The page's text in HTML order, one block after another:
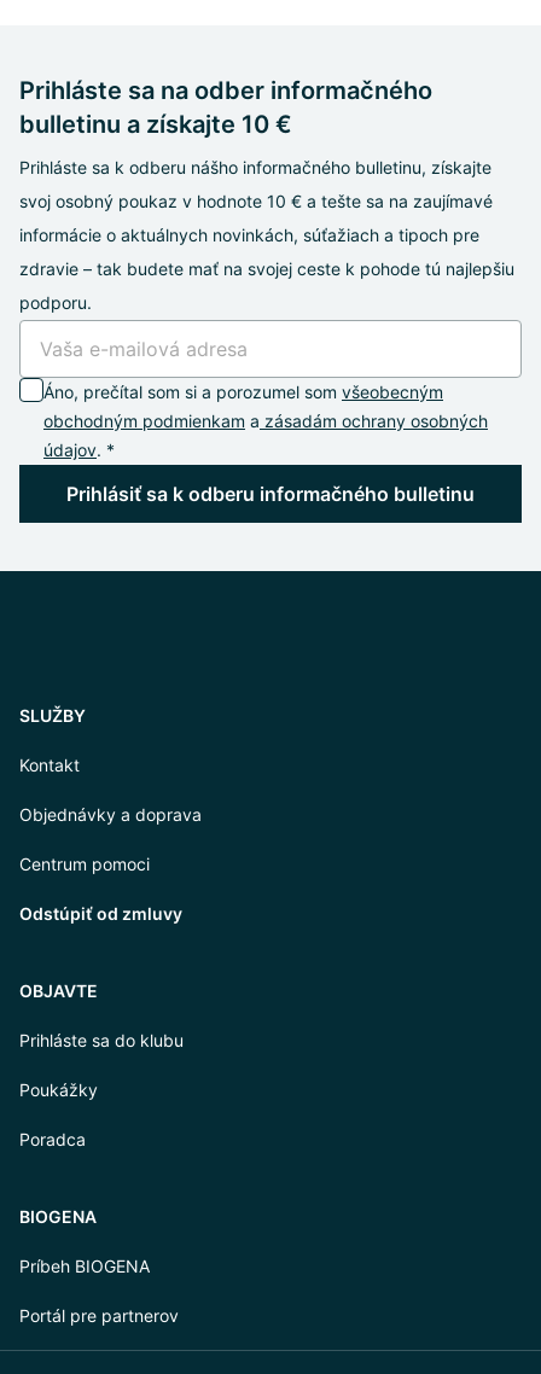
Prihláste sa na odber informačného
bulletinu a získajte 10 €
Prihláste sa k odberu nášho informačného bulletinu, získajte
svoj osobný poukaz v hodnote 10 € a tešte sa na zaujímavé
informácie o aktuálnych novinkách, súťažiach a tipoch pre
zdravie – tak budete mať na svojej ceste k pohode tú najlepšiu
podporu.
Áno, prečítal som si a porozumel som všeobecným
obchodným podmienkam a zásadám ochrany osobných
údajov. *
Prihlásiť sa k odberu informačného bulletinu
SLUŽBY
Kontakt
Objednávky a doprava
Centrum pomoci
Odstúpiť od zmluvy
OBJAVTE
Prihláste sa do klubu
Poukážky
Poradca
BIOGENA
Príbeh BIOGENA
Portál pre partnerov